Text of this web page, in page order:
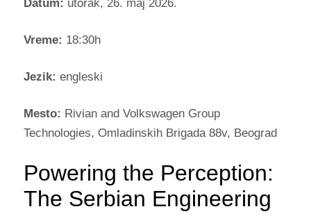
Datum: utorak, 26. maj 2026.
Vreme: 18:30h
Jezik: engleski
Mesto: Rivian and Volkswagen Group
Technologies, Omladinskih Brigada 88v, Beograd